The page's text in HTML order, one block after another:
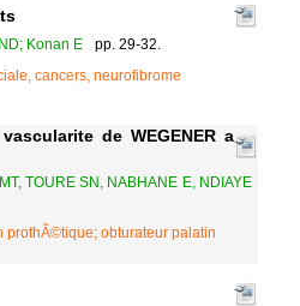
Konan E
pp. 29-32.
cancers, neurofibrome
de WEGENER a
TOURE SN, NABHANE E, NDIAYE
obturateur palatin